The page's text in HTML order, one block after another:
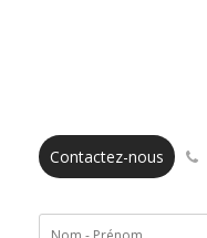
Contactez-nous